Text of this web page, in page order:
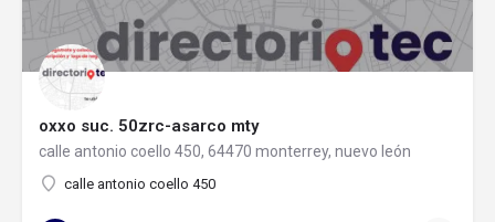
oxxo suc. 50zrc-asarco mty
calle antonio coello 450, 64470 monterrey, nuevo león
calle antonio coello 450